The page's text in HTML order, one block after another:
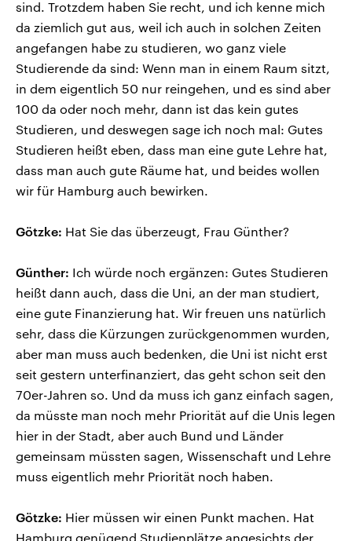
sind. Trotzdem haben Sie recht, und ich kenne mich
da ziemlich gut aus, weil ich auch in solchen Zeiten
angefangen habe zu studieren, wo ganz viele
Studierende da sind: Wenn man in einem Raum sitzt,
in dem eigentlich 50 nur reingehen, und es sind aber
100 da oder noch mehr, dann ist das kein gutes
Studieren, und deswegen sage ich noch mal: Gutes
Studieren heißt eben, dass man eine gute Lehre hat,
dass man auch gute Räume hat, und beides wollen
wir für Hamburg auch bewirken.
Götzke: Hat Sie das überzeugt, Frau Günther?
Günther: Ich würde noch ergänzen: Gutes Studieren
heißt dann auch, dass die Uni, an der man studiert,
eine gute Finanzierung hat. Wir freuen uns natürlich
sehr, dass die Kürzungen zurückgenommen wurden,
aber man muss auch bedenken, die Uni ist nicht erst
seit gestern unterfinanziert, das geht schon seit den
70er-Jahren so. Und da muss ich ganz einfach sagen,
da müsste man noch mehr Priorität auf die Unis legen
hier in der Stadt, aber auch Bund und Länder
gemeinsam müssten sagen, Wissenschaft und Lehre
muss eigentlich mehr Priorität noch haben.
Götzke: Hier müssen wir einen Punkt machen. Hat
Hamburg genügend Studienplätze angesichts der